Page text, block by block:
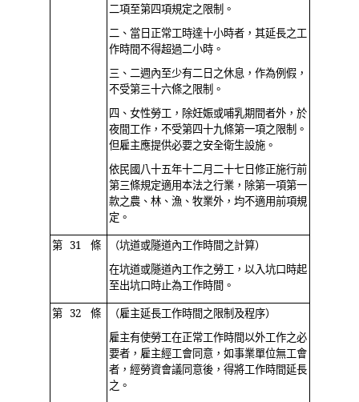
二項至第四項規定之限制。
二、當日正常工時達十小時者，其延長之工
作時間不得超過二小時。
三、二週內至少有二日之休息，作為例假，
不受第三十六條之限制。
四、女性勞工，除妊娠或哺乳期間者外，於
夜間工作，不受第四十九條第一項之限制。
但雇主應提供必要之安全衛生設施。
依民國八十五年十二月二十七日修正施行前
第三條規定適用本法之行業，除第一項第一
款之農、林、漁、牧業外，均不適用前項規
定。
第 31 條
（坑道或隧道內工作時間之計算）
在坑道或隧道內工作之勞工，以入坑口時起
至出坑口時止為工作時間。
第 32 條
（雇主延長工作時間之限制及程序）
雇主有使勞工在正常工作時間以外工作之必
要者，雇主經工會同意，如事業單位無工會
者，經勞資會議同意後，得將工作時間延長
之。